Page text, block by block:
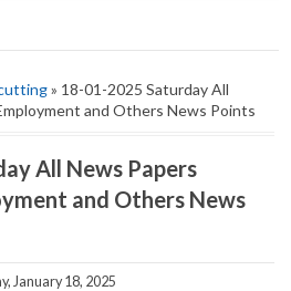
» 18-01-2025 Saturday All
and Others News Points
All News Papers
and Others News
January 18, 2025